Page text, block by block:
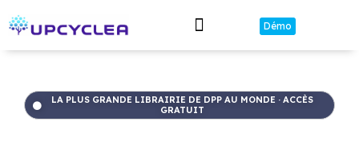
Démo
LA PLUS GRANDE LIBRAIRIE DE DPP AU MONDE · ACCÈS
GRATUIT